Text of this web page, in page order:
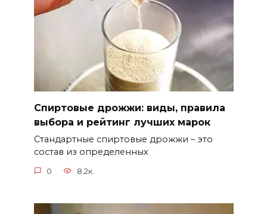
Спиртовые дрожжи: виды, правила
выбора и рейтинг лучших марок
Стандартные спиртовые дрожжи – это
состав из определенных
0 8.2к.